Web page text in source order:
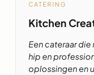
CATERING
Kitchen
Een cateraar die
hip en
oplossingen en